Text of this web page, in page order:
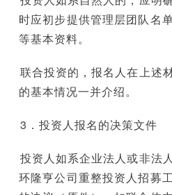
时应初步提供管理层团队名
等基本资料。
合投资的，报名人在上述材
的基本情况一并介绍。
．投资人报名的决策文件
资人如系企业法人或非法人
环隆亨公司重整投资人招募